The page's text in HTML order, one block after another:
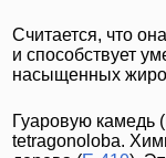
Считается, что
и способствует
насыщенных
Гуаровую камедь
tetragonoloba.